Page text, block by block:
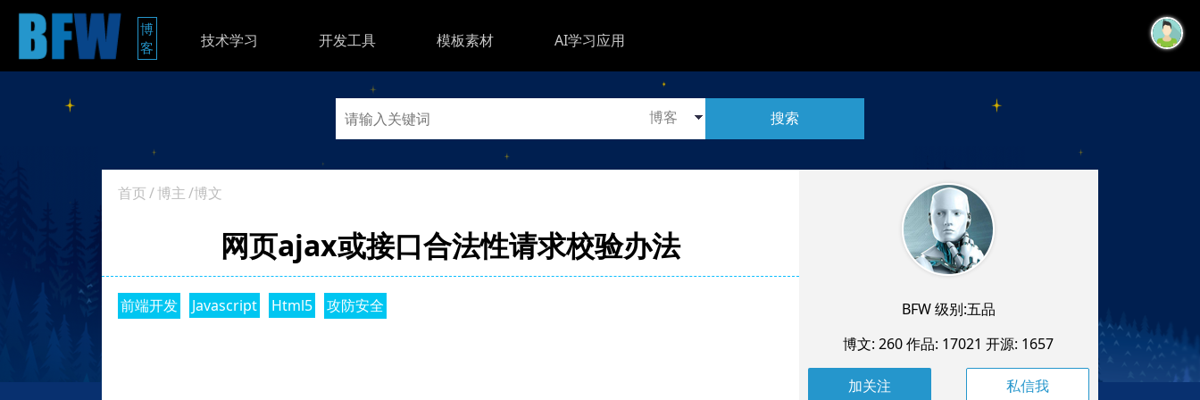
博
客
技术学习 开发工具 模板素材 AI学习应用
搜索
首页/博主/博文
网页ajax或接口合法性请求校验办法
前端开发 Javascript Html5 攻防安全
BFW 级别:五品
博文: 260 作品: 17021 开源: 1657
私信我